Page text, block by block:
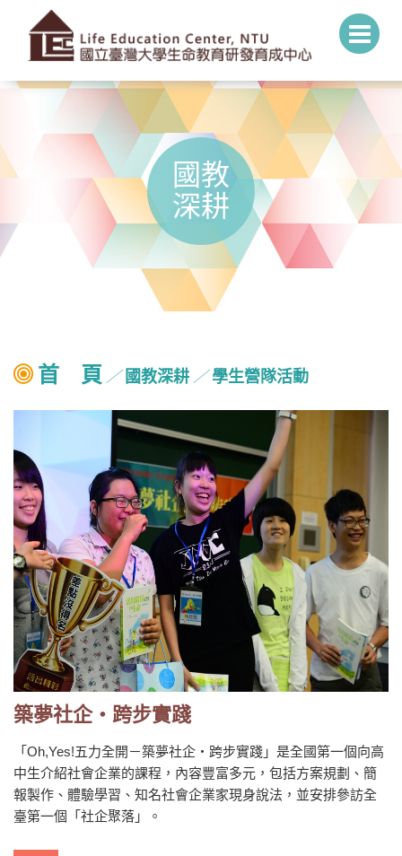
國教
深耕
首 頁 ╱ 國教深耕 ╱ 學生營隊活動
築夢社企‧跨步實踐
「Oh,Yes!五力全開－築夢社企‧跨步實踐」是全國第一個向高
中生介紹社會企業的課程，內容豐富多元，包括方案規劃、簡
報製作、體驗學習、知名社會企業家現身說法，並安排參訪全
臺第一個「社企聚落」。